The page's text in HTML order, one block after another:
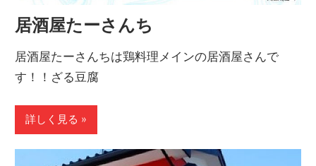
居酒屋たーさんち
居酒屋たーさんちは鶏料理メインの居酒屋さんで
す！！ざる豆腐
詳しく見る